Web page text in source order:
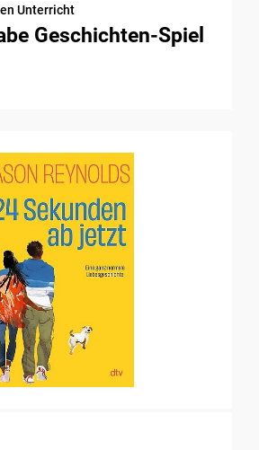
Unterricht
Geschichten-Spiel